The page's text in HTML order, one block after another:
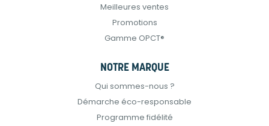
Meilleures ventes
Promotions
Gamme OPCT®
NOTRE MARQUE
Qui sommes-nous ?
Démarche éco-responsable
Programme fidélité